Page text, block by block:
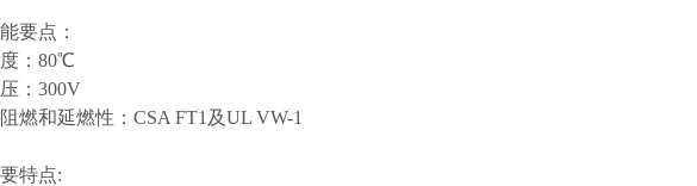
要点：
： 80℃
： 300V
燃和延燃性： CSA FT1及UL VW-1
特点: